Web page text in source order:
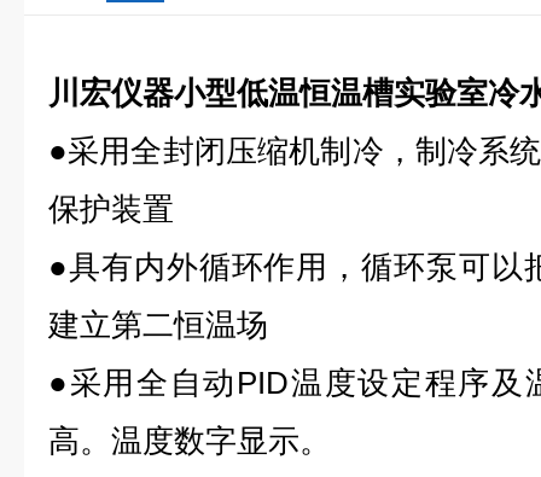
川宏仪器小型低温恒温槽实验室冷
●采用全封闭压缩机制冷，制冷系
保护装置
●具有内外循环作用，循环泵可以
建立第二恒温场
●采用全自动PID温度设定程序及
高。温度数字显示。